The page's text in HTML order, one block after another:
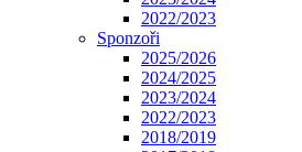
2022/2023
Sponzoři
2025/2026
2024/2025
2023/2024
2022/2023
2018/2019